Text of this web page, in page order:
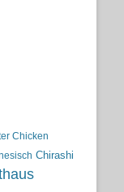
Chicken
Chirashi